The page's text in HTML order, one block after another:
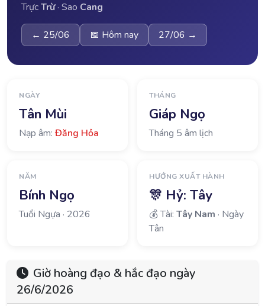
TrựcTrừ· Sao Cang
← 25/06 📅 Hôm nay 27/06 →
NGÀY
Tân Mùi
Nạp âm: Đăng Hỏa
THÁNG
Giáp Ngọ
Tháng 5 âm lịch
NĂM
Bính Ngọ
Tuổi Ngựa · 2026
HƯỚNG XUẤT HÀNH
🎊 Hỷ: Tây
💰 Tài: Tây Nam · Ngày
Tân
Giờ hoàng đạo & hắc đạo ngày
26/6/2026